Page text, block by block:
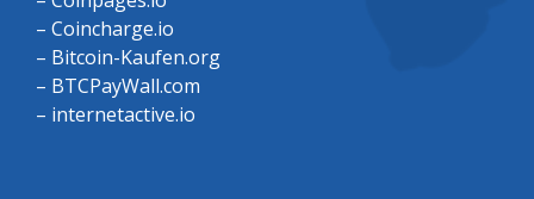
– Coincharge.io
– Bitcoin-Kaufen.org
– BTCPayWall.com
– internetactive.io